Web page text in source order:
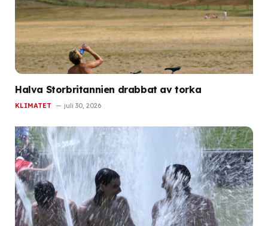
Halva Storbritannien drabbat av torka
KLIMATET juli 30, 2026